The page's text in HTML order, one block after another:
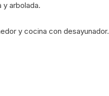
tranquila y arbolada.
y cocina con desayunador.